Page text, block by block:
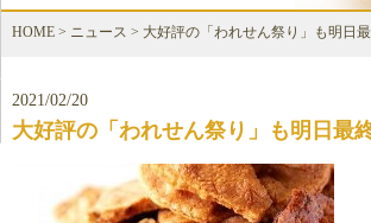
HOME > ニュース > 大好評の「われせん祭り」も明日最
2021/02/20
大好評の「われせん祭り」も明日最